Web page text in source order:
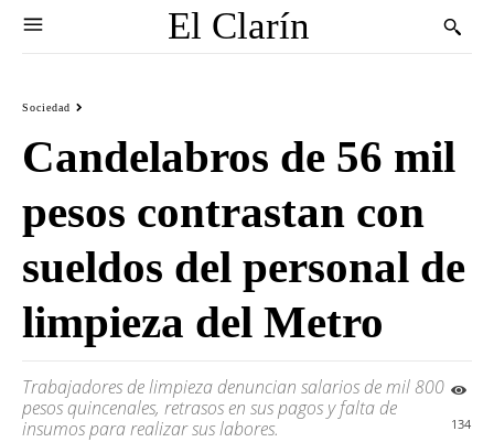
El Clarín
Sociedad
Candelabros de 56 mil
pesos contrastan con
sueldos del personal de
limpieza del Metro
Trabajadores de limpieza denuncian salarios de mil 800
pesos quincenales, retrasos en sus pagos y falta de
insumos para realizar sus labores.
134